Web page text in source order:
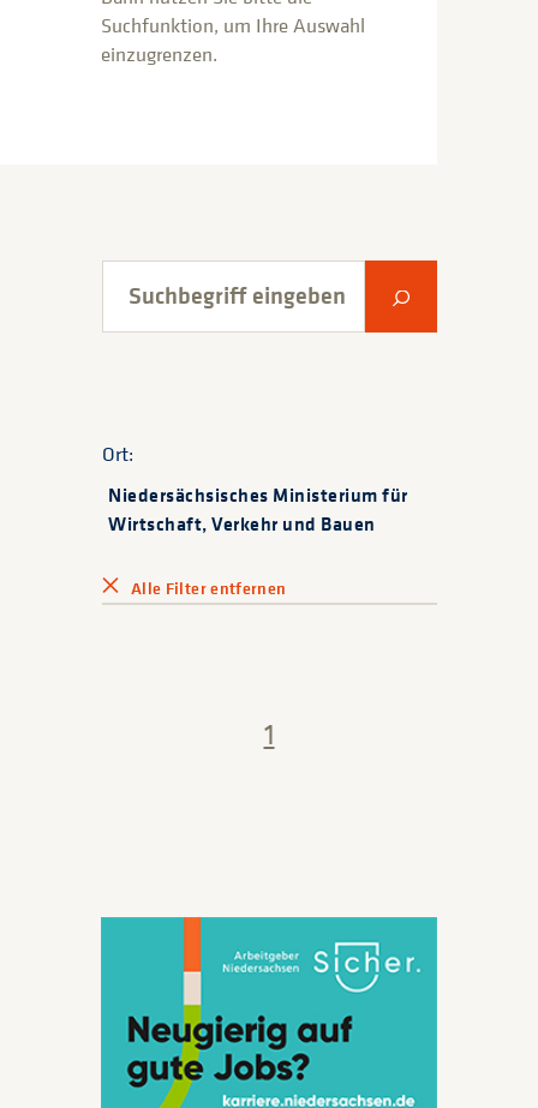
Suchfunktion, um Ihre Auswahl
einzugrenzen.
Ort:
Niedersächsisches Ministerium für
Wirtschaft, Verkehr und Bauen
Alle Filter entfernen
1